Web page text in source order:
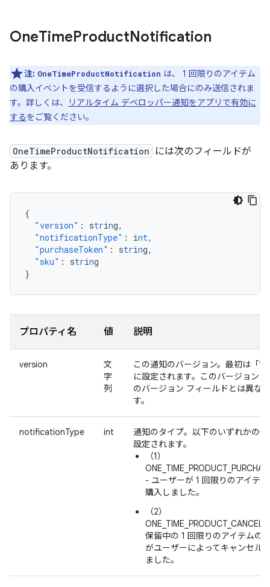
OneTimeProductNotification
注: OneTimeProductNotification は、 1 回限りのアイテム
の購入イベントを受信するように選択した場合にのみ送信されま
す。詳しくは、
リアルタイム デベロッパー通知をアプリで有効に
するをご覧ください。
OneTimeProductNotification
には次のフィールドが
あります。
{
"version" : string,
"notificationType" : int,
"purchaseToken" : string,
"sku" : string
}
プロパティ名 値 説明
version
文
字
列
この通知のバージョン。最初は「
に設定されます。このバージョンは
のバージョン フィールドとは異な
す。
notificationType int
通知のタイプ。以下のいずれかの
設定されます。
（1）
- ユーザーが 1 回限りのアイテ
購入しました。
（2）
保留中の 1 回限りのアイテムの
がユーザーによってキャンセル
ました。